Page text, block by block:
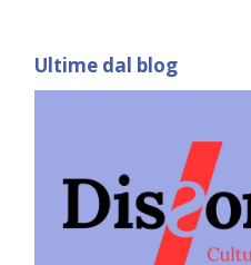
Ultime dal blog